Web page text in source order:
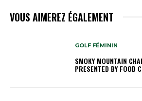
VOUS AIMEREZ ÉGALEMENT
GOLF FÉMININ
SMOKY MOUNTAIN
PRESENTED BY FOOD